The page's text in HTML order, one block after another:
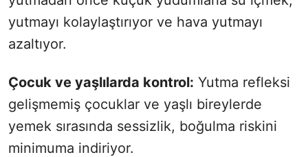
yutmayı kolaylaştırıyor ve hava yutmayı
azaltıyor.
Çocuk ve yaşlılarda kontrol: Yutma refleksi
gelişmemiş çocuklar ve yaşlı bireylerde
yemek sırasında sessizlik, boğulma riskini
minimuma indiriyor.